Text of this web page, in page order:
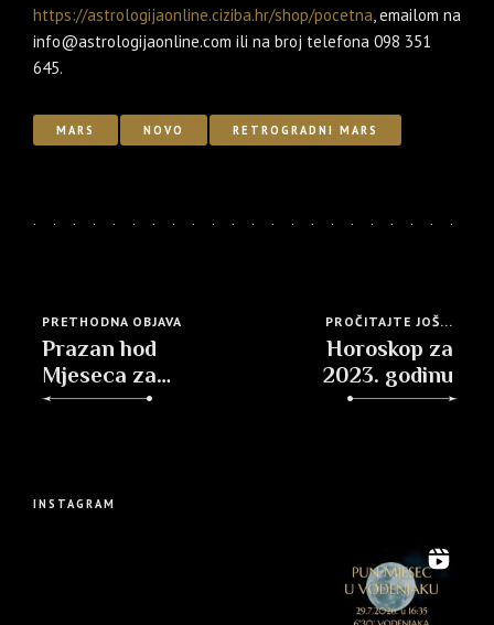
https://astrologijaonline.ciziba.hr/shop/pocetna , emailom na
info@astrologijaonline.com ili na broj telefona 098 351
645.
MARS NOVO RETROGRADNI MARS
PRETHODNA OBJAVA
Prazan hod
Mjeseca za
rujan
PROČITAJTE JOŠ...
Horoskop za
2023. godinu
INSTAGRAM